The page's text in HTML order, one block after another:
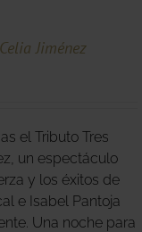
Jiménez
el Tributo Tres
un espectáculo
y los éxitos de
e Isabel Pantoja
Una noche para